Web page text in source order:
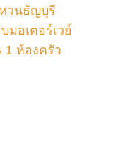
วนธัญบุรี
มอเตอร์เวย์
1 ห้องครัว